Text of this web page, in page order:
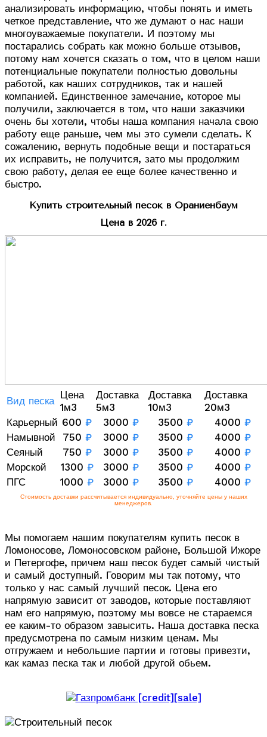
анализировать информацию, чтобы понять и иметь
четкое представление, что же думают о нас наши
многоуважаемые покупатели. И поэтому мы
постарались собрать как можно больше отзывов,
потому нам хочется сказать о том, что в целом наши
потенциальные покупатели полностью довольны
работой, как наших сотрудников, так и нашей
компанией. Единственное замечание, которое мы
получили, заключается в том, что наши заказчики
очень бы хотели, чтобы наша компания начала свою
работу еще раньше, чем мы это сумели сделать. К
сожалению, вернуть подобные вещи и постараться
их исправить, не получится, зато мы продолжим
свою работу, делая ее еще более качественно и
быстро.
Купить строительный песок в Ораниенбаум
Цена в 2026 г.
Вид песка Цена
1м3
Доставка
5м3
Доставка
10м3
Доставка
20м3
Карьерный 600 ₽ 3000 ₽ 3500 ₽ 4000 ₽
Намывной
750 ₽ 3000 ₽ 3500 ₽ 4000 ₽
Сеяный
750 ₽ 3000 ₽ 3500 ₽ 4000 ₽
Морской
1300 ₽ 3000 ₽ 3500 ₽ 4000 ₽
ПГС
1000 ₽ 3000 ₽ 3500 ₽ 4000 ₽
Стоимость доставки рассчитывается индивидуально, уточняйте цены у наших
менеджеров.
Мы помогаем нашим покупателям купить песок в
Ломоносове, Ломоносовском районе, Большой Ижоре
и Петергофе, причем наш песок будет самый чистый
и самый доступный. Говорим мы так потому, что
только у нас самый лучший песок. Цена его
напрямую зависит от заводов, которые поставляют
нам его напрямую, поэтому мы вовсе не стараемся
ее каким-то образом завысить. Наша доставка песка
предусмотрена по самым низким ценам. Мы
отгружаем и небольшие партии и готовы привезти,
как камаз песка так и любой другой обьем.